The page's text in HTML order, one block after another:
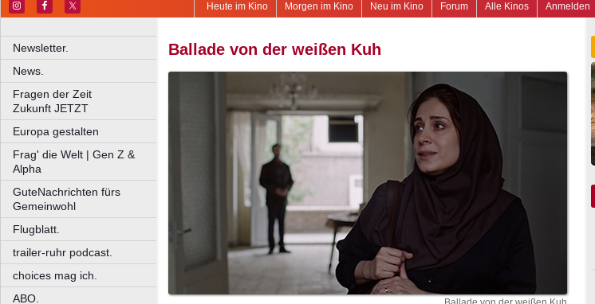
Anmelden
Alle Kinos
Forum
Neu im Kino
Morgen im Kino
Heute im Kino
Newsletter.
News.
Fragen der Zeit
Zukunft JETZT
Europa gestalten
Frag' die Welt | Gen Z &
Alpha
GuteNachrichten fürs
Gemeinwohl
Flugblatt.
trailer-ruhr podcast.
choices mag ich.
ABO.
Ballade von der weißen Kuh